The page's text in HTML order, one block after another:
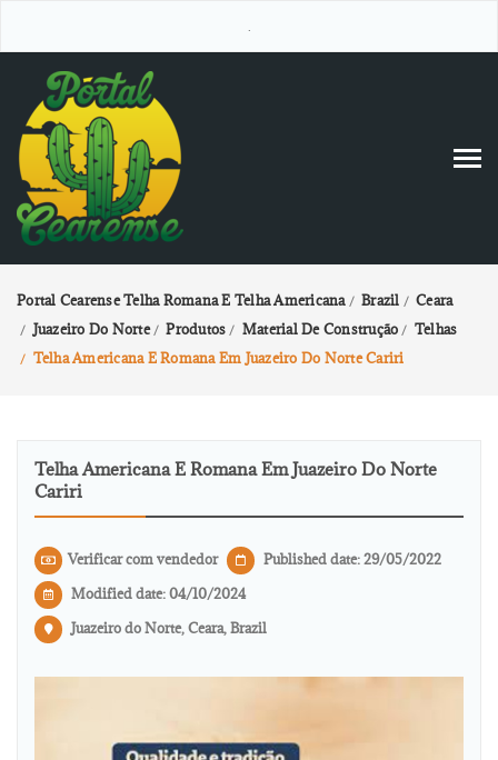
Portal Cearense Telha Romana E Telha Americana / Brazil / Ceara
/ Juazeiro Do Norte / Produtos / Material De Construção / Telhas
/ Telha Americana E Romana Em Juazeiro Do Norte Cariri
Telha Americana E Romana Em Juazeiro Do Norte
Cariri
Verificar com vendedor
Published date: 29/05/2022
Modified date:04/10/2024
Juazeiro do Norte, Ceara, Brazil